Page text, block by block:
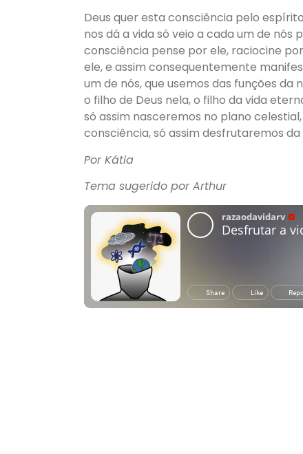
Deus quer esta consciência pelo
nos dá a vida só veio a cada um de nós
consciência pense por ele, raciocine
ele, e assim consequentemente
um de nós, que usemos das funções
o filho de Deus nela, o filho da vida
só assim nasceremos no plano
consciência, só assim desfrutaremos
Por Kátia
Tema sugerido por Arthur